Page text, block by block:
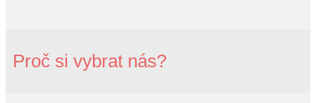
Proč si vybrat nás?